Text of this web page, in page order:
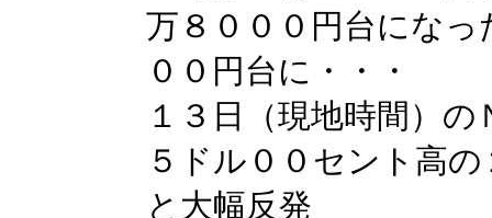
万８０００円台にな
００円台に・・・
１３日（現地時間）
５ドル００セント高
と大幅反発